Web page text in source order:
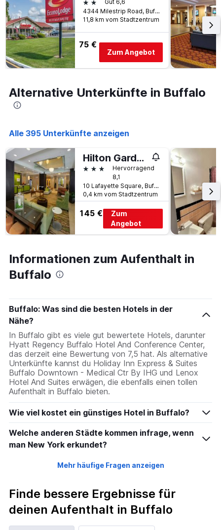
Gut 6,6
4344 Milestrip Road, Buffalo, NY, USA
11,8 km vom Stadtzentrum
75 €
Zum Angebot
Alternative Unterkünfte in Buffalo
Alle 395 Unterkünfte anzeigen
Hilton Garden Inn Buffalo Downtown
3 SterneHervorragend
8,1
10 Lafayette Square, Buffalo, NY, USA
0,4 km vom Stadtzentrum
145 €
Zum
Angebot
Informationen zum Aufenthalt in
Buffalo
Buffalo: Was sind die besten Hotels in der
Nähe?
In Buffalo gibt es viele gut bewertete Hotels, darunter
Hyatt Regency Buffalo Hotel And Conference Center,
das derzeit eine Bewertung von 7,5 hat. Als alternative
Unterkünfte kannst du Holiday Inn Express & Suites
Buffalo Downtown - Medical Ctr By IHG und Lenox
Hotel And Suites erwägen, die ebenfalls einen tollen
Aufenthalt in Buffalo bieten.
Wie viel kostet ein günstiges Hotel in Buffalo?
Welche anderen Städte kommen infrage, wenn
man New York erkundet?
Mehr häufige Fragen anzeigen
Finde bessere Ergebnisse für
deinen Aufenthalt in Buffalo